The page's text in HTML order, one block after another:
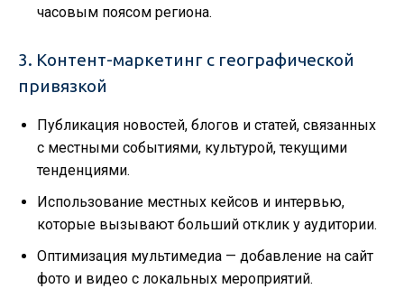
часовым поясом региона.
3. Контент-маркетинг с географической
привязкой
Публикация новостей, блогов и статей, связанных
с местными событиями, культурой, текущими
тенденциями.
Использование местных кейсов и интервью,
которые вызывают больший отклик у аудитории.
Оптимизация мультимедиа — добавление на сайт
фото и видео с локальных мероприятий.